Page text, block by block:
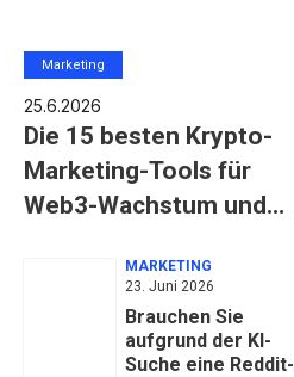
Marketing
25.6.2026
Die 15 besten Krypto-
Marketing-Tools für
Web3-Wachstum und
MARKETING
23. Juni 2026
Brauchen Sie
aufgrund der KI-
Suche eine Reddit-